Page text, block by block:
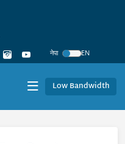
नेपा
EN
Low Bandwidth